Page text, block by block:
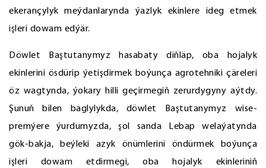
ekerançylyk meýdanlarynda ýazlyk ekinlere ideg etmek
işleri dowam edýär.
Döwlet Baştutanymyz hasabaty diňläp, oba hojalyk
ekinlerini ösdürip ýetişdirmek boýunça agrotehniki çäreleri
öz wagtynda, ýokary hilli geçirmegiň zerurdygyny aýtdy.
Şunuň bilen baglylykda, döwlet Baştutanymyz wise-
premýere ýurdumyzda, şol sanda Lebap welaýatynda
gök-bakja, beýleki azyk önümlerini öndürmek boýunça
işleri dowam etdirmegi, oba hojalyk ekinleriniň